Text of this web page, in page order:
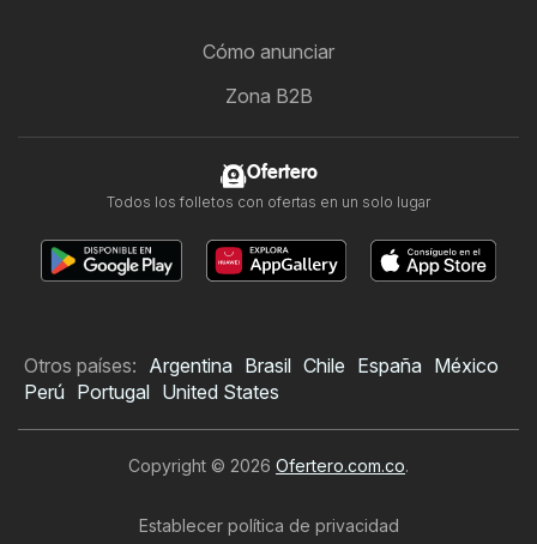
Cómo anunciar
Zona B2B
Ofertero
Todos los folletos con ofertas en un solo lugar
Otros países: Argentina Brasil Chile España México
Perú Portugal United States
Copyright © 2026 Ofertero.com.co.
Establecer política de privacidad